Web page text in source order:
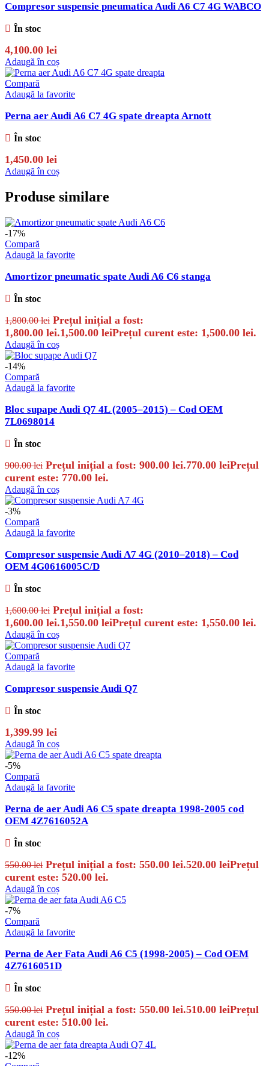
Compresor suspensie pneumatica Audi A6 C7 4G WABCO
În stoc
4,100.00 lei
Adaugă în coș
Compară
Adaugă la favorite
Perna aer Audi A6 C7 4G spate dreapta Arnott
În stoc
1,450.00 lei
Adaugă în coș
Produse similare
-17%
Compară
Adaugă la favorite
Amortizor pneumatic spate Audi A6 C6 stanga
În stoc
1,800.00lei Prețul inițial a fost:
1,800.00 lei.1,500.00 leiPrețul curent este: 1,500.00 lei.
Adaugă în coș
-14%
Compară
Adaugă la favorite
Bloc supape Audi Q7 4L (2005–2015) – Cod OEM
7L0698014
În stoc
900.00lei Prețul inițial a fost: 900.00 lei.770.00 leiPrețul
curent este: 770.00 lei.
Adaugă în coș
-3%
Compară
Adaugă la favorite
Compresor suspensie Audi A7 4G (2010–2018) – Cod
OEM 4G0616005C/D
În stoc
1,600.00lei Prețul inițial a fost:
1,600.00 lei.1,550.00 leiPrețul curent este: 1,550.00 lei.
Adaugă în coș
Compară
Adaugă la favorite
Compresor suspensie Audi Q7
În stoc
1,399.99 lei
Adaugă în coș
-5%
Compară
Adaugă la favorite
Perna de aer Audi A6 C5 spate dreapta 1998-2005 cod
OEM 4Z7616052A
În stoc
550.00lei Prețul inițial a fost: 550.00 lei.520.00 leiPrețul
curent este: 520.00 lei.
Adaugă în coș
-7%
Compară
Adaugă la favorite
Perna de Aer Fata Audi A6 C5 (1998-2005) – Cod OEM
4Z7616051D
În stoc
550.00lei Prețul inițial a fost: 550.00 lei.510.00 leiPrețul
curent este: 510.00 lei.
Adaugă în coș
-12%